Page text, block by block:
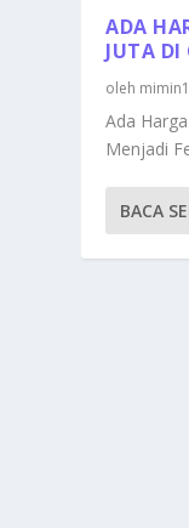
ADA
JUTA
oleh
Ada
Menjadi
BACA